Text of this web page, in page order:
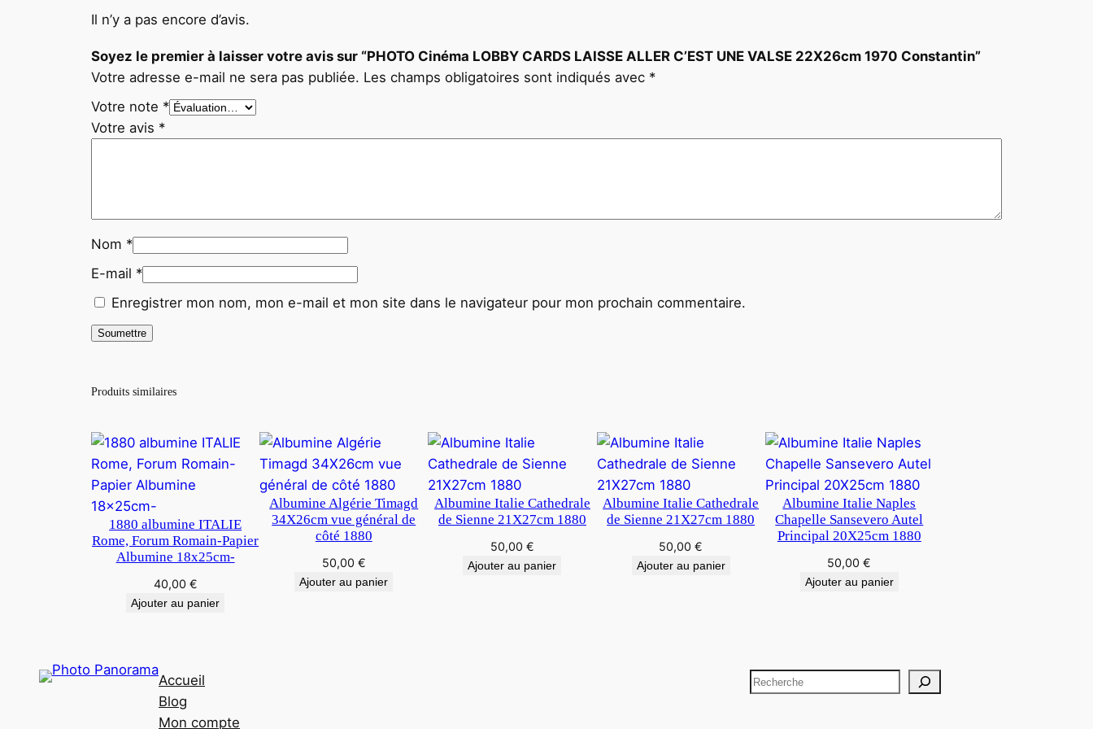
E
2
2
1
C
n
t
i
n
Il n’y a pas encore d’avis.
Soyez le premier à laisser votre avis sur “PHOTO Cinéma LOBBY CARDS LAISSE ALLER C’EST UNE VALSE 22X26cm 1970 Constantin”
Votre adresse e-mail ne sera pas publiée. Les champs obligatoires sont indiqués avec *
Votre note *
Votre avis *
Nom *
E-mail *
Enregistrer mon nom, mon e-mail et mon site dans le navigateur pour mon prochain commentaire.
Produits similaires
1880 albumine ITALIE
Rome, Forum Romain-Papier
Albumine 18x25cm-
40,00 €
Ajouter au panier
Albumine Algérie Timagd
34X26cm vue général de
côté 1880
50,00 €
Ajouter au panier
Albumine Italie Cathedrale
de Sienne 21X27cm 1880
50,00 €
Ajouter au panier
Albumine Italie Cathedrale
de Sienne 21X27cm 1880
50,00€
Ajouter au panier
Albumine Italie Naples
Chapelle Sansevero Autel
Principal 20X25cm 1880
50,00€
Ajouter au panier
Accueil
Blog
Mon compte
R